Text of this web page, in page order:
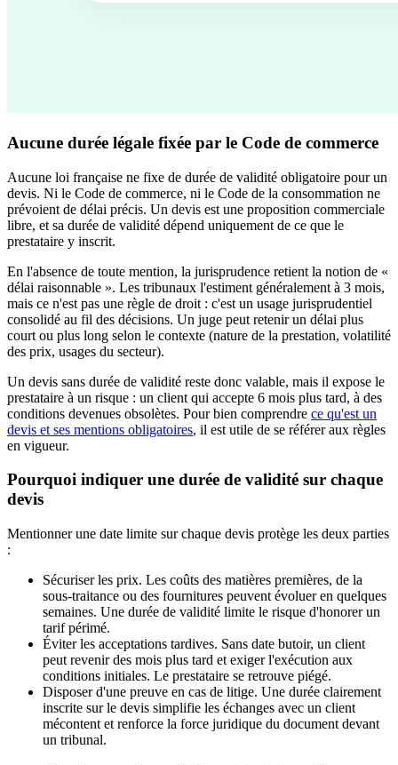
Aucune durée légale fixée par le Code de commerce
Aucune loi française ne fixe de durée de validité obligatoire pour un
devis. Ni le Code de commerce, ni le Code de la consommation ne
prévoient de délai précis. Un devis est une proposition commerciale
libre, et sa durée de validité dépend uniquement de ce que le
prestataire y inscrit.
En l'absence de toute mention, la jurisprudence retient la notion de «
délai raisonnable ». Les tribunaux l'estiment généralement à 3 mois,
mais ce n'est pas une règle de droit : c'est un usage jurisprudentiel
consolidé au fil des décisions. Un juge peut retenir un délai plus
court ou plus long selon le contexte (nature de la prestation, volatilité
des prix, usages du secteur).
Un devis sans durée de validité reste donc valable, mais il expose le
prestataire à un risque : un client qui accepte 6 mois plus tard, à des
conditions devenues obsolètes. Pour bien comprendre ce qu'est un
devis et ses mentions obligatoires, il est utile de se référer aux règles
en vigueur.
Pourquoi indiquer une durée de validité sur chaque
devis
Mentionner une date limite sur chaque devis protège les deux parties
:
Sécuriser les prix. Les coûts des matières premières, de la
sous-traitance ou des fournitures peuvent évoluer en quelques
semaines. Une durée de validité limite le risque d'honorer un
tarif périmé.
Éviter les acceptations tardives. Sans date butoir, un client
peut revenir des mois plus tard et exiger l'exécution aux
conditions initiales. Le prestataire se retrouve piégé.
Disposer d'une preuve en cas de litige. Une durée clairement
inscrite sur le devis simplifie les échanges avec un client
mécontent et renforce la force juridique du document devant
un tribunal.